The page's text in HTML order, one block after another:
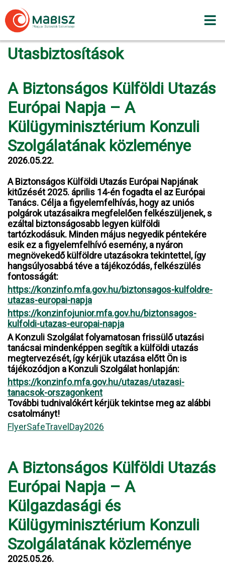
to
content
Utasbiztosítások
A Biztonságos Külföldi Utazás
Európai Napja – A
Külügyminisztérium Konzuli
Szolgálatának közleménye
2026.05.22.
A Biztonságos Külföldi Utazás Európai Napjának
kitűzését 2025. április 14-én fogadta el az Európai
Tanács. Célja a figyelemfelhívás, hogy az uniós
polgárok utazásaikra megfelelően felkészüljenek, s
ezáltal biztonságosabb legyen külföldi
tartózkodásuk. Minden május negyedik péntekére
esik ez a figyelemfelhívó esemény, a nyáron
megnövekedő külföldre utazásokra tekintettel, így
hangsúlyosabbá téve a tájékozódás, felkészülés
fontosságát:
https://konzinfo.mfa.gov.hu/biztonsagos-kulfoldre-
utazas-europai-napja
https://konzinfojunior.mfa.gov.hu/biztonsagos-
kulfoldi-utazas-europai-napja
A Konzuli Szolgálat folyamatosan frissülő utazási
tanácsai mindenképpen segítik a külföldi utazás
megtervezését, így kérjük utazása előtt Ön is
tájékozódjon a Konzuli Szolgálat honlapján:
https://konzinfo.mfa.gov.hu/utazas/utazasi-
tanacsok-orszagonkent
További tudnivalókért kérjük tekintse meg az alábbi
csatolmányt!
FlyerSafeTravelDay2026
A Biztonságos Külföldi Utazás
Európai Napja – A
Külgazdasági és
Külügyminisztérium Konzuli
Szolgálatának közleménye
2025.05.26.